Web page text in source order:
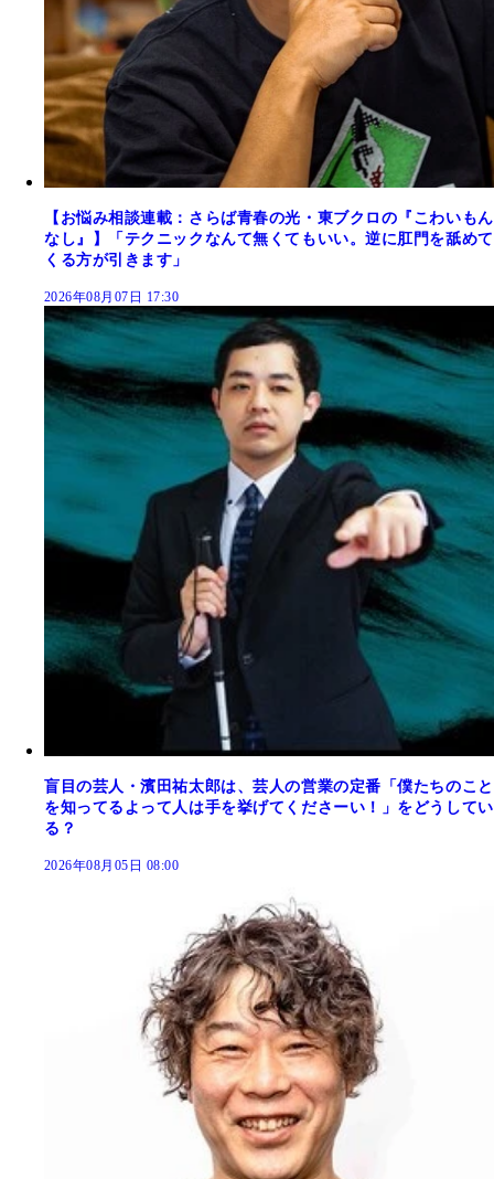
【お悩み相談連載：さらば青春の光・東ブクロの『こわいもん
なし』】「テクニックなんて無くてもいい。逆に肛門を舐めて
くる方が引きます」
2026年08月07日 17:30
盲目の芸人・濱田祐太郎は、芸人の営業の定番「僕たちのこと
を知ってるよって人は手を挙げてくださーい！」をどうしてい
る？
2026年08月05日 08:00